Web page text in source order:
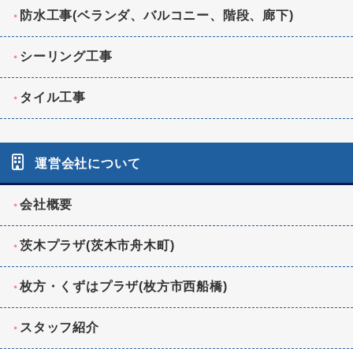
防水工事(ベランダ、バルコニー、階段、廊下)
シーリング工事
タイル工事
運営会社について
会社概要
茨木プラザ(茨木市舟木町)
枚方・くずはプラザ(枚方市西船橋)
スタッフ紹介